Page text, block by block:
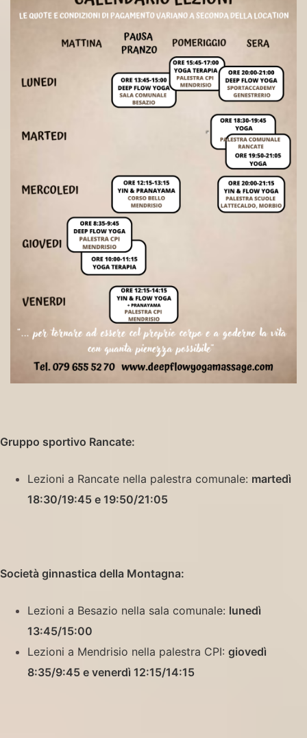
Gruppo sportivo Rancate:
Lezioni a Rancate nella palestra comunale: martedì
18:30/19:45 e 19:50/21:05
Società ginnastica della Montagna:
Lezioni a Besazio nella sala comunale: lunedì
13:45/15:00
Lezioni a Mendrisio nella palestra CPI: giovedì
8:35/9:45 e venerdì 12:15/14:15